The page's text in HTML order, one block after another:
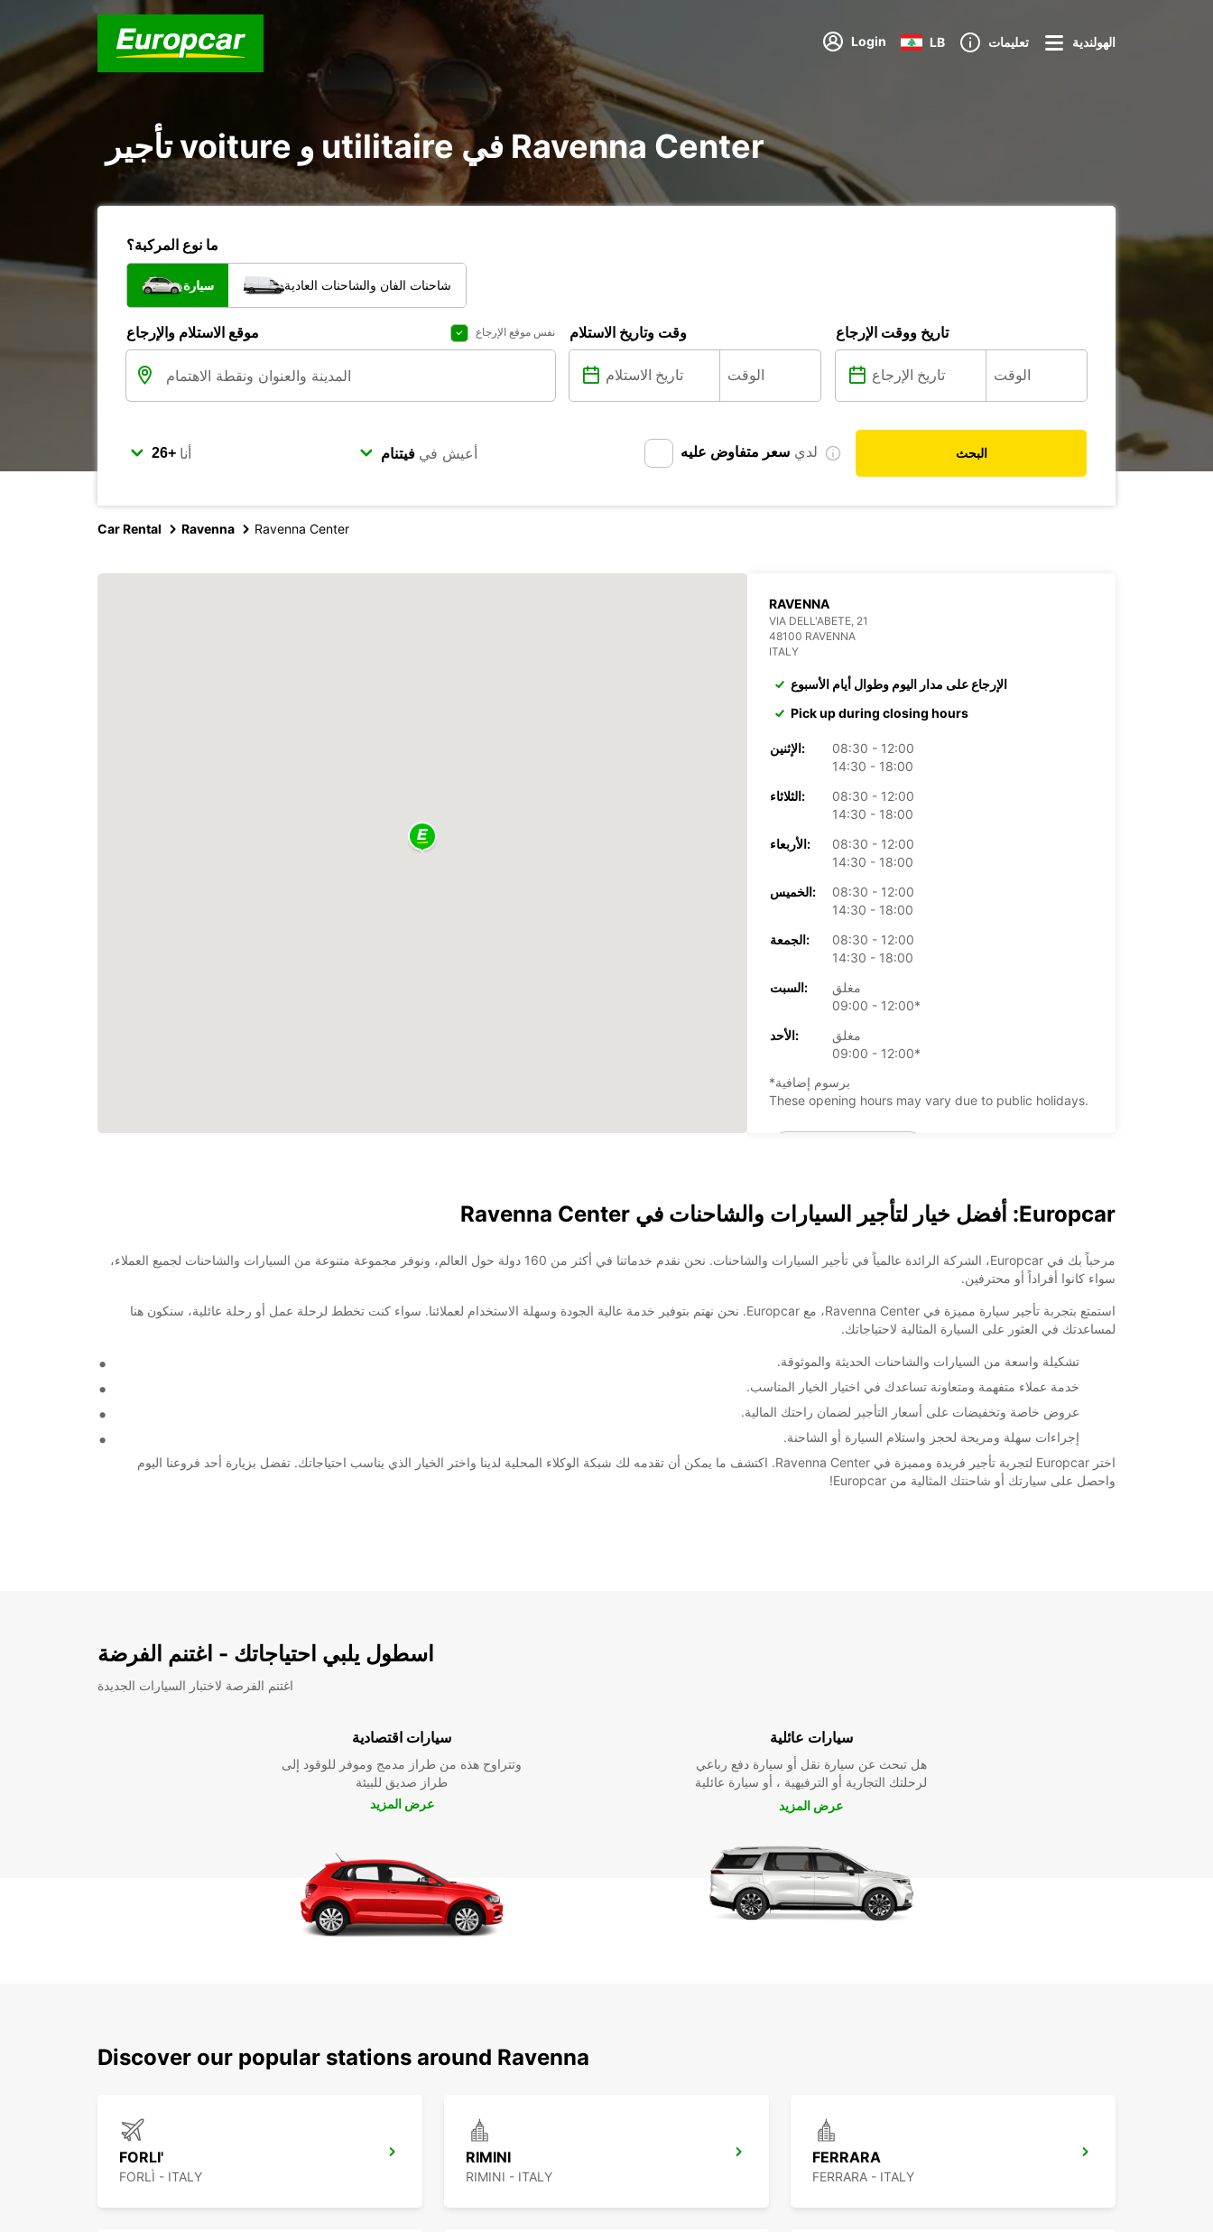
Login LB تعليمات الهولندية
تأجير voiture و utilitaire في Ravenna Center
ما نوع المركبة؟
سيارة شاحنات الفان والشاحنات العادية
موقع الاستلام والإرجاع نفس موقع الإرجاع وقت وتاريخ الاستلام تاريخ ووقت الإرجاع
أنا أعيش في لدي سعر متفاوض عليه البحث
Car Rental Ravenna Ravenna Center
RAVENNA
VIA DELL'ABETE, 21
48100 RAVENNA
ITALY
الإرجاع على مدار اليوم وطوال أيام الأسبوع
Pick up during closing hours
الإثنين:
08:30 - 12:00
14:30 - 18:00
الثلاثاء:
08:30 - 12:00
14:30 - 18:00
الأربعاء:
08:30 - 12:00
14:30 - 18:00
الخميس:
08:30 - 12:00
14:30 - 18:00
الجمعة:
08:30 - 12:00
14:30 - 18:00
السبت:
مغلق
09:00 - 12:00*
الأحد:
مغلق
09:00 - 12:00*
*برسوم إضافية
These opening hours may vary due to public holidays.
خط سير الرحلة Europcar: أفضل خيار لتأجير السيارات والشاحنات في Ravenna Center
مرحباً بك في Europcar، الشركة الرائدة عالمياً في تأجير السيارات والشاحنات. نحن نقدم خدماتنا في أكثر من 160 دولة حول العالم، ونوفر مجموعة متنوعة من السيارات والشاحنات لجميع العملاء،
سواء كانوا أفراداً أو محترفين.
استمتع بتجربة تأجير سيارة مميزة في Ravenna Center، مع Europcar. نحن نهتم بتوفير خدمة عالية الجودة وسهلة الاستخدام لعملائنا. سواء كنت تخطط لرحلة عمل أو رحلة عائلية، سنكون هنا
لمساعدتك في العثور على السيارة المثالية لاحتياجاتك.
تشكيلة واسعة من السيارات والشاحنات الحديثة والموثوقة.
خدمة عملاء متفهمة ومتعاونة تساعدك في اختيار الخيار المناسب.
عروض خاصة وتخفيضات على أسعار التأجير لضمان راحتك المالية.
إجراءات سهلة ومريحة لحجز واستلام السيارة أو الشاحنة.
اختر Europcar لتجربة تأجير فريدة ومميزة في Ravenna Center. اكتشف ما يمكن أن تقدمه لك شبكة الوكلاء المحلية لدينا واختر الخيار الذي يناسب احتياجاتك. تفضل بزيارة أحد فروعنا اليوم
واحصل على سيارتك أو شاحنتك المثالية من Europcar!
اسطول يلبي احتياجاتك - اغتنم الفرضة
اغتنم الفرصة لاختبار السيارات الجديدة
سيارات اقتصادية
وتتراوح هذه من طراز مدمج وموفر للوقود إلى
طراز صديق للبيئة
عرض المزيد
سيارات عائلية
هل تبحث عن سيارة نقل أو سيارة دفع رباعي
لرحلتك التجارية أو الترفيهية ، أو سيارة عائلية
عرض المزيد
Discover our popular stations around Ravenna
FORLI'
FORLÌ - ITALY
RIMINI
RIMINI - ITALY
FERRARA
FERRARA - ITALY